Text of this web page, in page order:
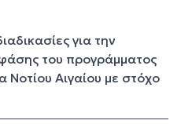
για την
του προγράμματος
Νοτίου Αιγαίου με στόχο